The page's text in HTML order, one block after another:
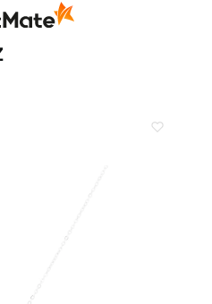
obsługa